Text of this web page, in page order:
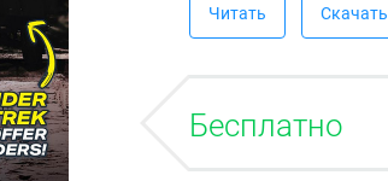
Читать Скачать
Бесплатно